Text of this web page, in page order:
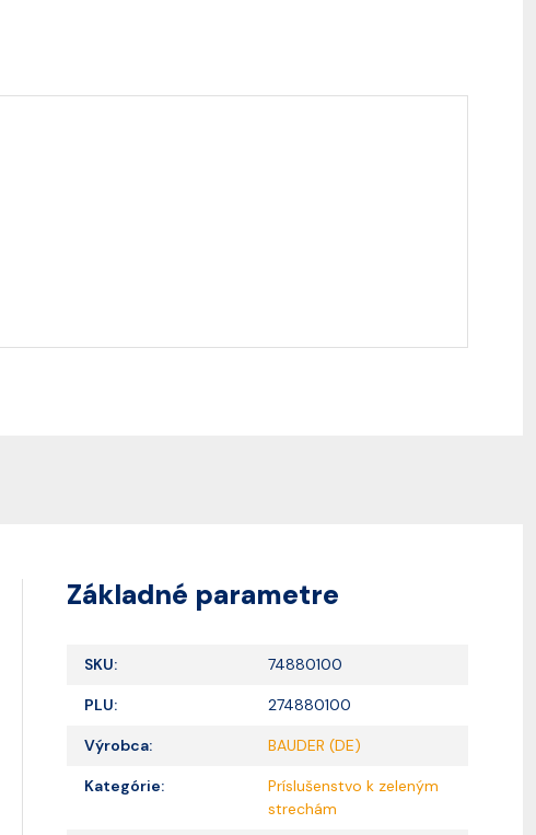
Základné parametre
SKU: 74880100
PLU: 274880100
Výrobca: BAUDER (DE)
Kategórie:
Príslušenstvo k zeleným
strechám